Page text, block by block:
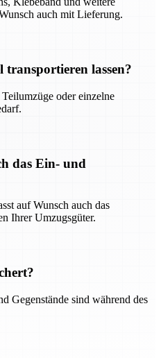
auch mit Lieferung.
lassen?
oder einzelne
das Ein- und
auf Wunsch auch das
Ihrer Umzugsgüter.
Gegenstände sind während des